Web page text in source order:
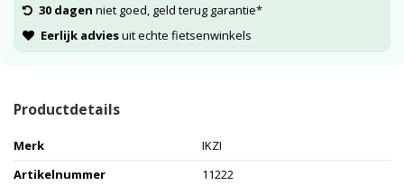
30 dagen niet goed, geld terug garantie*
Eerlijk adviesuit echte fietsenwinkels
Productdetails
Merk
IKZI
Artikelnummer
11222